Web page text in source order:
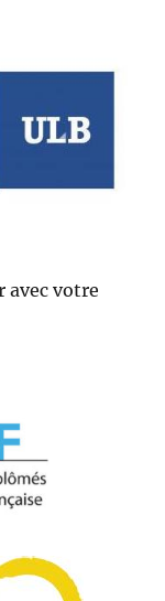
avec votre